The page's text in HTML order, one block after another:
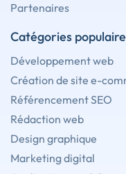
Partenaires
Catégories
Développement web
Création de site e-
Référencement SEO
Rédaction web
Design graphique
Marketing digital